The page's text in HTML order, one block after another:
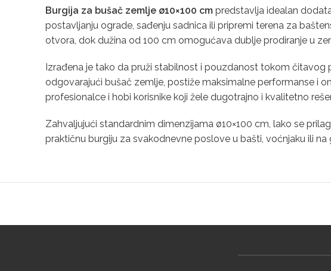
Burgija za bušač zemlje ø10×100 cm predstavlja idealan
postavljanju ograde, sađenju sadnica ili pripremi terena za
otvora, dok dužina od 100 cm omogućava dublje prodiranje u
Izrađena je tako da pruži stabilnost i pouzdanost tokom čitavog
odgovarajući bušač zemlje, postiže maksimalne performanse i
profesionalce i hobi korisnike koji žele dugotrajno i kvalitetno
Zahvaljujući standardnim dimenzijama ø10×100 cm, lako se
praktičnu burgiju za svakodnevne poslove u bašti, voćnjaku ili na